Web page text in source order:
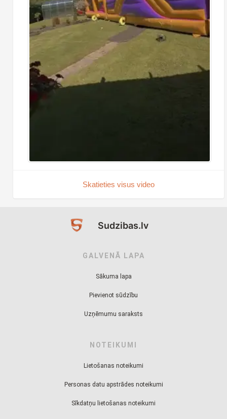
Skatieties visus video
Sudzibas.lv
GALVENĀ LAPA
Sākuma lapa
Pievienot sūdzību
Uzņēmumu saraksts
NOTEIKUMI
Lietošanas noteikumi
Personas datu apstrādes noteikumi
Sīkdatņu lietošanas noteikumi